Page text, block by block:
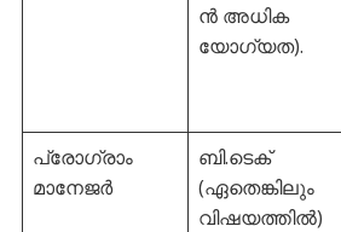
ൻ അധിക
യോഗ്യത).
പ്രോഗ്രാം
മാനേജർ
ബി.ടെക്
(ഏതെങ്കിലും
വിഷയത്തിൽ)